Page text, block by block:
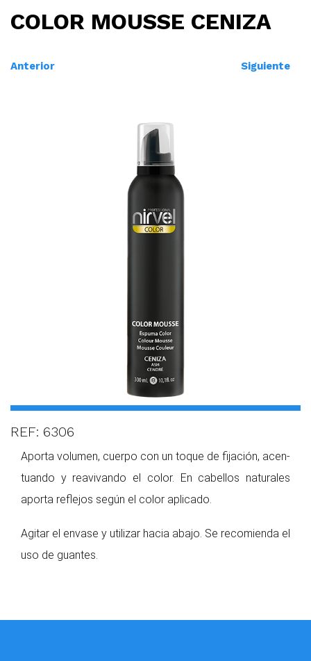
COLOR MOUSSE CENIZA
Anterior Siguiente
REF: 6306
Aporta volumen, cuerpo con un toque de fijación, acen­
tuando y reavivando el color. En cabellos naturales
aporta reflejos según el color apli­cado.
Agitar el envase y utilizar hacia abajo. Se recomienda el
uso de guantes.